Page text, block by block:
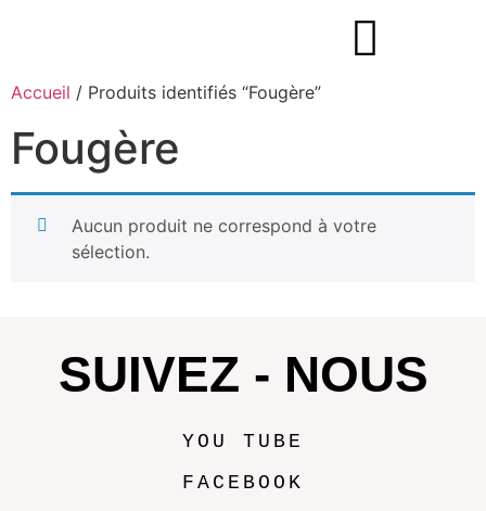
Accueil / Produits identifiés “Fougère”
Fougère
Aucun produit ne correspond à votre
sélection.
SUIVEZ - NOUS
YOU TUBE
FACEBOOK